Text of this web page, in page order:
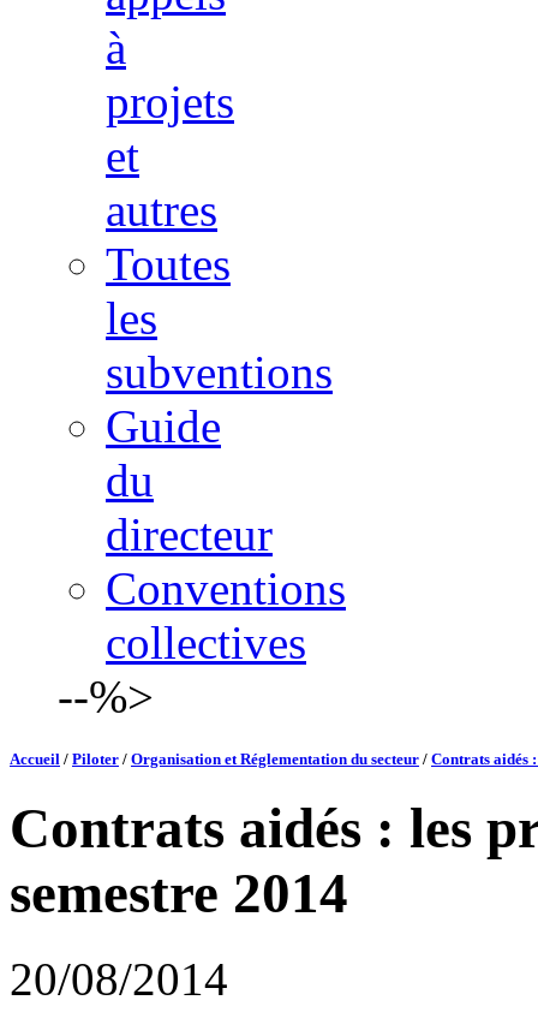
à
projets
et
autres
Toutes
les
subventions
Guide
du
directeur
Conventions
collectives
--%>
Accueil / Piloter / Organisation et Réglementation du secteur / Contrats aidés
Contrats aidés : les
semestre 2014
20/08/2014